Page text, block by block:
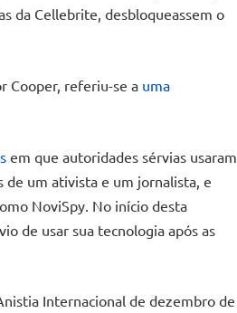
da Cellebrite, desbloqueassem o
Cooper, referiu-se a uma
em que autoridades sérvias usaram
um ativista e um jornalista, e
NoviSpy. No início desta
de usar sua tecnologia após as
Internacional de dezembro de